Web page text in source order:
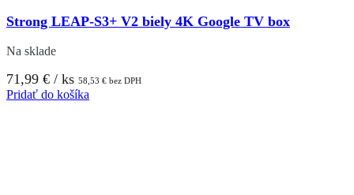
Strong LEAP-S3+ V2 biely 4K Google TV box
Na sklade
71,99 € / ks 58,53 € bez DPH
Pridať do košíka